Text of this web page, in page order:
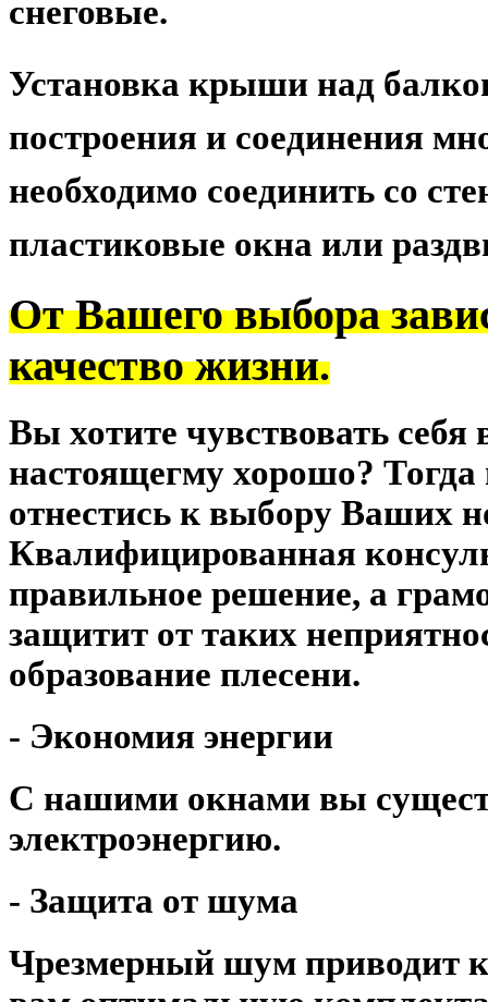
снеговые.
Установка крыши над
построения и соединения
необходимо соединить со
пластиковые окна или
От Вашего выбора
качество жизни.
Вы хотите чувствовать
настоящегму хорошо?
отнестись к выбору Ваших
Квалифицированная
правильное решение, а
защитит от таких
образование плесени.
- Экономия энергии
С нашими окнами вы
электроэнергию.
- Защита от шума
Чрезмерный шум приводит